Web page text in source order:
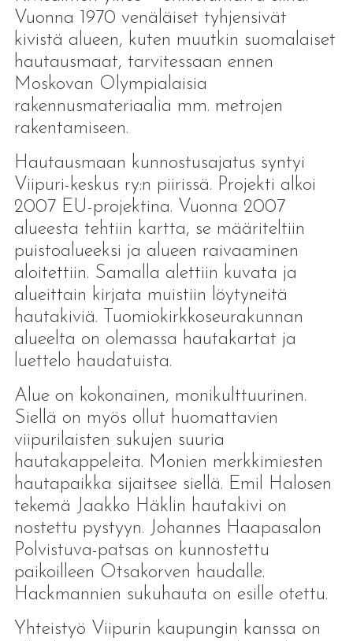
Vuonna 1970 venäläiset tyhjensivät
kivistä alueen, kuten muutkin suomalaiset
hautausmaat, tarvitessaan ennen
Moskovan Olympialaisia
rakennusmateriaalia mm. metrojen
rakentamiseen.
Hautausmaan kunnostusajatus syntyi
Viipuri-keskus ry:n piirissä. Projekti alkoi
2007 EU-projektina. Vuonna 2007
alueesta tehtiin kartta, se määriteltiin
puistoalueeksi ja alueen raivaaminen
aloitettiin. Samalla alettiin kuvata ja
alueittain kirjata muistiin löytyneitä
hautakiviä. Tuomiokirkkoseurakunnan
alueelta on olemassa hautakartat ja
luettelo haudatuista.
Alue on kokonainen, monikulttuurinen.
Siellä on myös ollut huomattavien
viipurilaisten sukujen suuria
hautakappeleita. Monien merkkimiesten
hautapaikka sijaitsee siellä. Emil Halosen
tekemä Jaakko Häklin hautakivi on
nostettu pystyyn. Johannes Haapasalon
Polvistuva-patsas on kunnostettu
paikoilleen Otsakorven haudalle.
Hackmannien sukuhauta on esille otettu.
Yhteistyö Viipurin kaupungin kanssa on